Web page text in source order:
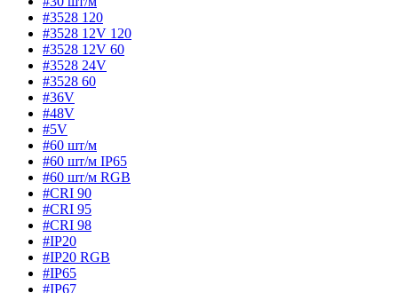
#3528 120
#3528 12V 120
#3528 12V 60
#3528 24V
#3528 60
#36V
#48V
#5V
#60 шт/м
#60 шт/м IP65
#60 шт/м RGB
#CRI 90
#CRI 95
#CRI 98
#IP20
#IP20 RGB
#IP65
#IP67